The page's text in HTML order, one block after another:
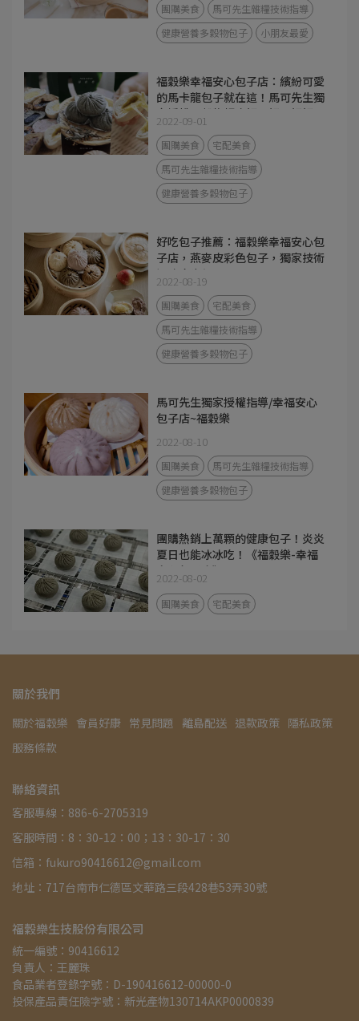
團購美食
馬可先生雜糧技術指導
健康營養多穀物包子
小朋友最愛
福穀樂幸福安心包子店：繽紛可愛
的馬卡龍包子就在這！馬可先生獨
家授權，穀物麵皮好Ｑ好彈好好
吃，內餡真材實料不甜膩，有營養
師把關的美味宅配包子～
2022-09-01
團購美食
宅配美食
馬可先生雜糧技術指導
健康營養多穀物包子
好吃包子推薦：福穀樂幸福安心包
子店，燕麥皮彩色包子，獨家技術
退冰吃也很Q
2022-08-19
團購美食
宅配美食
馬可先生雜糧技術指導
健康營養多穀物包子
馬可先生獨家授權指導/幸福安心
包子店~福穀樂
2022-08-10
團購美食
馬可先生雜糧技術指導
健康營養多穀物包子
團購熱銷上萬顆的健康包子！炎炎
夏日也能冰冰吃！《福穀樂-幸福
安心包子店》
2022-08-02
團購美食 宅配美食
關於我們
關於福穀樂 會員好康 常見問題 離島配送 退款政策 隱私政策
服務條款
聯絡資訊
客服專線：886-6-2705319
客服時間：8：30-12：00；13：30-17：30
信箱：fukuro90416612@gmail.com
地址：717台南市仁德區文華路三段428巷53弄30號
福穀樂生技股份有限公司
統一編號：90416612
負責人：王麗珠
食品業者登錄字號：D-190416612-00000-0
投保產品責任險字號：新光產物130714AKP0000839